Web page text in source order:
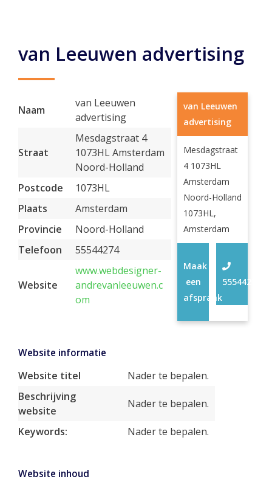
van Leeuwen advertising
Naam
van Leeuwen
advertising
Straat
Mesdagstraat 4
1073HL Amsterdam
Noord-Holland
Postcode
1073HL
Plaats
Amsterdam
Provincie
Noord-Holland
Telefoon
55544274
Website
www.webdesigner-
andrevanleeuwen.c
om
van Leeuwen
advertising
Mesdagstraat
4 1073HL
Amsterdam
Noord-Holland
1073HL,
Amsterdam
55544274
Maak
een
afspraak
Website informatie
Website titel
Nader te bepalen.
Beschrijving
website
Nader te bepalen.
Keywords: Nader te bepalen.
Website inhoud